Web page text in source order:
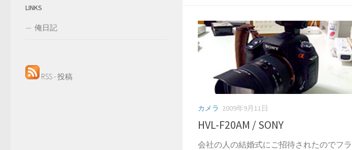
カメラ 2009年9月11日
HVL-F20AM / SONY
会社の人の結婚式にご招待されたのでフラ
LINKS
俺日記
RSS - 投稿